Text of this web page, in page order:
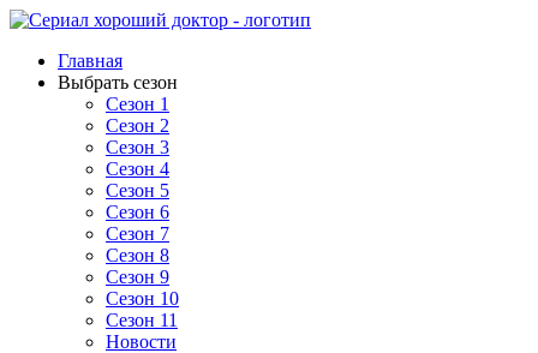
Главная
Выбрать сезон
Сезон 1
Сезон 2
Сезон 3
Сезон 4
Сезон 5
Сезон 6
Сезон 7
Сезон 8
Сезон 9
Сезон 10
Сезон 11
Новости